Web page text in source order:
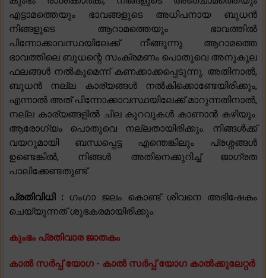
എട്ടാമത്തെയും ഭാവങ്ങളുടെ അധിപനായ ബുധൻ
നിങ്ങളുടെ ആറാമത്തെയും ഭാവത്തിൽ
പിന്നോക്കാവസ്ഥയിലേക്ക് നീങ്ങുന്നു. ആറാമത്തെ
ഭാവത്തിലെ ബുധന്റെ സംക്രമണം പൊതുവെ അനുകൂല
ഫലങ്ങൾ നൽകുമെന്ന് കണക്കാക്കപ്പെടുന്നു. അതിനാൽ,
ബുധൻ നല്ല കാര്യങ്ങൾ നൽകിക്കൊണ്ടേയിരിക്കും,
എന്നാൽ അത് പിന്നോക്കാവസ്ഥയിലേക്ക് മാറുന്നതിനാൽ,
നല്ല കാര്യങ്ങളിൽ ചില കുറവുകൾ കാണാൻ കഴിയും.
ആരോഗ്യം പൊതുവെ നല്ലതായിരിക്കും. നിങ്ങൾക്ക്
വയറുമായി ബന്ധപ്പെട്ട എന്തെങ്കിലും പ്രശ്നങ്ങൾ
ഉണ്ടെങ്കിൽ, നിങ്ങൾ അതിനെക്കുറിച്ച് ജാഗ്രത
പാലിക്കേണ്ടതുണ്ട്.
പ്രതിവിധി : ഗംഗാ ജലം കൊണ്ട് ശിവനെ അഭിഷേകം
ചെയ്യുന്നത് ശുഭകരമായിരിക്കും.
കുംഭം പ്രതിവാര ജാതകം
കാൽ സർപ്പ് യോഗ - കാൽ സർപ്പ് യോഗ കാൽക്കുലേറ്റർ